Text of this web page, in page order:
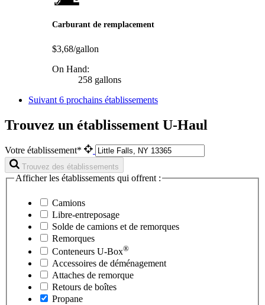
Carburant de remplacement
$3,68/gallon
On Hand:
258 gallons
Suivant 6 prochains établissements
Trouvez un établissement U-Haul
Votre établissement*
Trouvez des établissements
Afficher les établissements qui offrent :
Camions
Libre-entreposage
Solde de camions et de remorques
Remorques
Conteneurs U-Box®
Accessoires de déménagement
Attaches de remorque
Retours de boîtes
Propane